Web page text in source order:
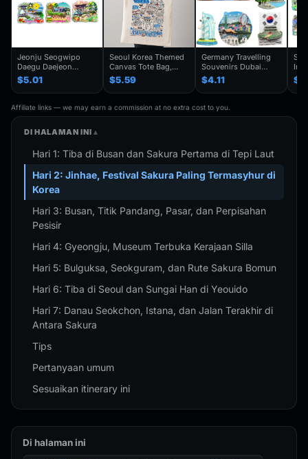
Jeonju Seogwipo
Daegu Daejeon
Chuncheon Andong
South Korea Fridge
Magnet Travel
Souvenir Gift
Handmade Decorative
$5.01
Seoul Korea Themed
Canvas Tote Bag,
Seoul Souvenir Gift,
Seoul City Shoulder
Bag For
Traveler,Trendy
Folding Shoulder Bag
$5.59
Germany Travelling
Souvenirs Dubai
Kuwait Fridge
Stickers Japan
Shanghai Korea
Finland Mauritius
Fridge Magnets
$4.11
Affiliate links — we may earn a commission at no extra cost to you.
DI HALAMAN INI
Hari 1: Tiba di Busan dan Sakura Pertama di Tepi Laut
Hari 2: Jinhae, Festival Sakura Paling Termasyhur di
Korea
Hari 3: Busan, Titik Pandang, Pasar, dan Perpisahan
Pesisir
Hari 4: Gyeongju, Museum Terbuka Kerajaan Silla
Hari 5: Bulguksa, Seokguram, dan Rute Sakura Bomun
Hari 6: Tiba di Seoul dan Sungai Han di Yeouido
Hari 7: Danau Seokchon, Istana, dan Jalan Terakhir di
Antara Sakura
Tips
Pertanyaan umum
Sesuaikan itinerary ini
Di halaman ini